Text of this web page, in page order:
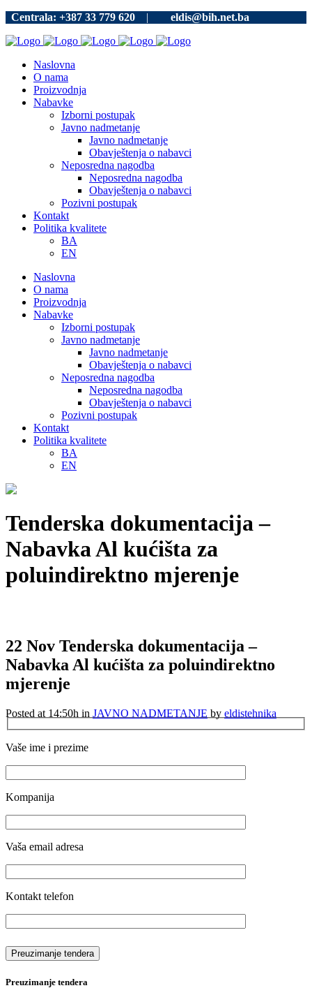
Centrala: +387 33 779 620 | eldis@bih.net.ba
Naslovna
O nama
Proizvodnja
Nabavke
Izborni postupak
Javno nadmetanje
Javno nadmetanje
Obavještenja o nabavci
Neposredna nagodba
Neposredna nagodba
Obavještenja o nabavci
Pozivni postupak
Kontakt
Politika kvalitete
BA
EN
Naslovna
O nama
Proizvodnja
Nabavke
Izborni postupak
Javno nadmetanje
Javno nadmetanje
Obavještenja o nabavci
Neposredna nagodba
Neposredna nagodba
Obavještenja o nabavci
Pozivni postupak
Kontakt
Politika kvalitete
BA
EN
Tenderska dokumentacija –
Nabavka Al kućišta za
poluindirektno mjerenje
22 Nov Tenderska dokumentacija –
Nabavka Al kućišta za poluindirektno
mjerenje
Posted at 14:50h in JAVNO NADMETANJE by eldistehnika
Vaše ime i prezime
Kompanija
Vaša email adresa
Kontakt telefon
Preuzimanje tendera